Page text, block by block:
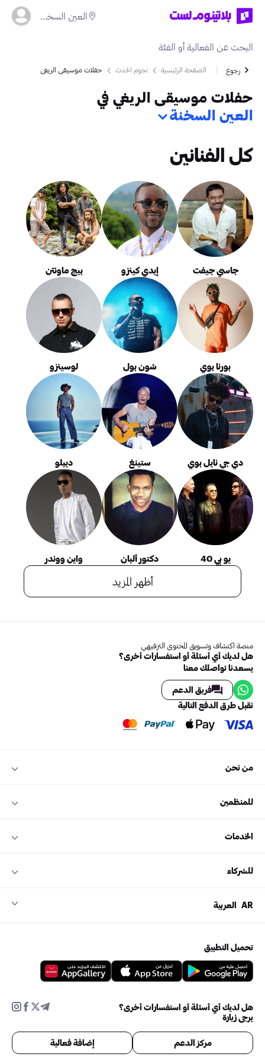
العين السخنة
رجوع الصفحة الرئيسية نجوم الحدث حفلات موسيقى الريغي
حفلات موسيقى الريغي في
العين السخنة
كل الفنانين
جاسي جيفت إيدي كينزو بيج ماونتن
بورنا بوي شون بول لوسينزو
دي جي نايل بوي ستينغ ديبلو
يو بي 40 دكتور ألبان واين ووندر
أظهر المزيد
منصة اكتشاف وتسويق المحتوى الترفيهي
هل لديك أي أسئلة أو استفسارات أخرى؟
يسعدنا تواصلك معنا
فريق الدعم
نقبل طرق الدفع التالية
من نحن
للمنظمين
الخدمات
للشركاء
AR العربية
تحميل التطبيق
هل لديك أي أسئلة أو استفسارات أخرى؟
يرجى زيارة
مركز الدعم إضافة فعالية